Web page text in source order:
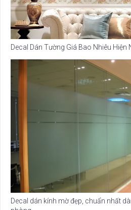
Decal Dán Tường Giá Bao Nhiêu Hiện
Decal dán kính mờ đẹp, chuẩn nhất